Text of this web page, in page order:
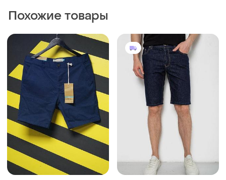
Похожие товары